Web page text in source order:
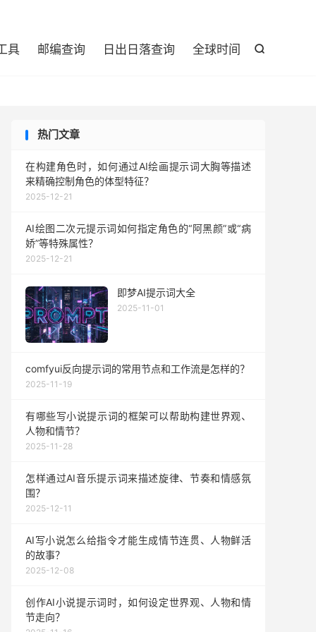

具 邮编查询 日出日落查询 全球时间
热门文章
在构建角色时，如何通过AI绘画提示词大胸等描述
来精确控制角色的体型特征？
2025-12-21
AI绘图二次元提示词如何指定角色的“阿黑颜”或“病
娇”等特殊属性？
2025-12-21
即梦AI提示词大全
2025-11-01
comfyui反向提示词的常用节点和工作流是怎样的？
2025-11-19
有哪些写小说提示词的框架可以帮助构建世界观、
人物和情节？
2025-11-28
怎样通过AI音乐提示词来描述旋律、节奏和情感氛
围？
2025-12-11
AI写小说怎么给指令才能生成情节连贯、人物鲜活
的故事？
2025-12-08
创作AI小说提示词时，如何设定世界观、人物和情
节走向？